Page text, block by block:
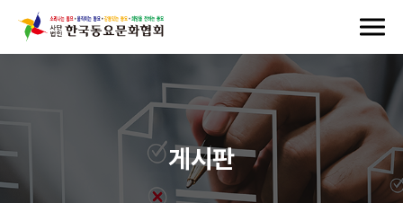
게시판